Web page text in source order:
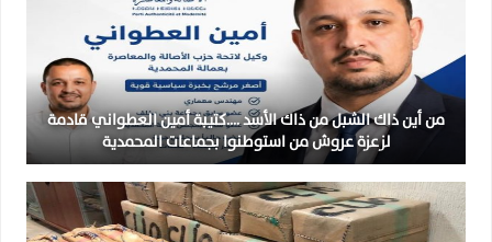
من أين ذاك الشبل من ذاك الأسد ….كتيبة أمين العطواني قادمة
لزعزة عروش من استوطنوا بجماعات المحمدية